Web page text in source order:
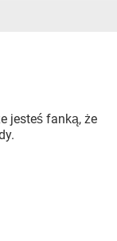
jesteś fanką, że